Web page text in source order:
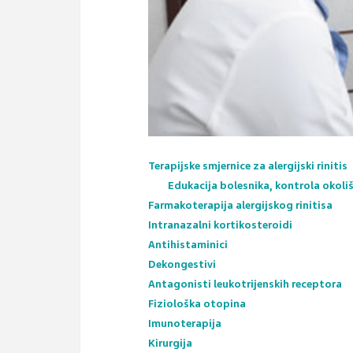
Terapijske smjernice za alergijski rinitis
Edukacija bolesnika, kontrola
Farmakoterapija alergijskog rinitisa
Intranazalni kortikosteroidi
Antihistaminici
Dekongestivi
Antagonisti leukotrijenskih receptora
Fiziološka otopina
Imunoterapija
Kirurgija